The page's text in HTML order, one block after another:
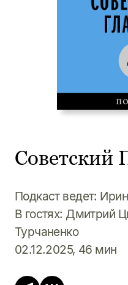
Советский
Подкаст ведет:
В гостях: Дмитрий
Турчаненко
02.12.2025, 46 мин